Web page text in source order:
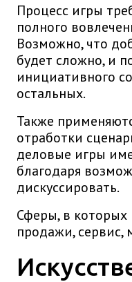
Процесс игры
полного
Возможно, что
будет сложно, и
инициативного
остальных.
Также
отработки
деловые игры
благодаря
дискуссировать.
Сферы, в которых
продажи, сервис,